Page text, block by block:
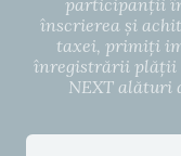
participanții
înscrierea și
taxei, primiți
înregistrării plății
NEXT alături